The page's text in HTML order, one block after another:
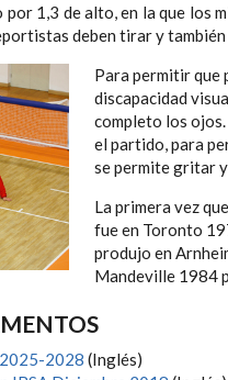
1,3 de alto, en la que los
deben tirar y
Para permitir que
discapacidad
completo los
el partido, para
se permite gritar
La primera vez
fue en Toronto
produjo en
Mandeville 1984
2028 (Inglés)